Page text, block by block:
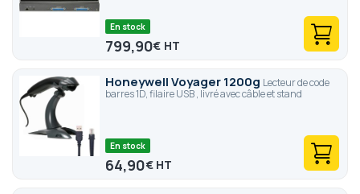
En stock
799,90€
Honeywell Voyager 1200g Lecteur de code
barres 1D, filaire USB , livré avec câble et stand
En stock
64,90€